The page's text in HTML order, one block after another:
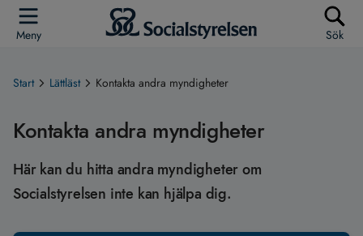
Meny Sök
Start Lättläst Kontakta andra myndigheter
Kontakta andra myndigheter
Här kan du hitta andra myndigheter om
Socialstyrelsen inte kan hjälpa dig.